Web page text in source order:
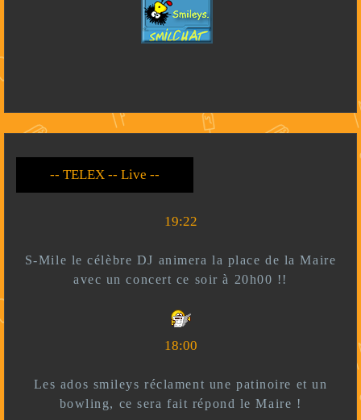
-- Live --- TELEX --
-- *)^^(* --
19:22
S-Mile le célèbre DJ animera la place de la Maire
avec un concert ce soir à 20h00 !!
18:00
Les ados smileys réclament une patinoire et un
bowling, ce sera fait répond le Maire !